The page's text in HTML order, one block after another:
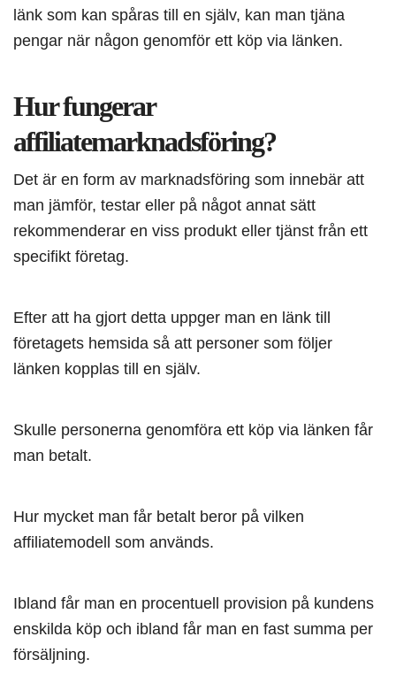
länk som kan spåras till en själv, kan man tjäna
pengar när någon genomför ett köp via länken.
Hur fungerar
affiliatemarknadsföring?
Det är en form av marknadsföring som innebär att
man jämför, testar eller på något annat sätt
rekommenderar en viss produkt eller tjänst från ett
specifikt företag.
Efter att ha gjort detta uppger man en länk till
företagets hemsida så att personer som följer
länken kopplas till en själv.
Skulle personerna genomföra ett köp via länken får
man betalt.
Hur mycket man får betalt beror på vilken
affiliatemodell som används.
Ibland får man en procentuell provision på kundens
enskilda köp och ibland får man en fast summa per
försäljning.